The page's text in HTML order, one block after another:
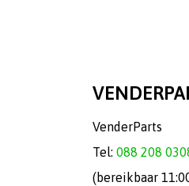
VenderParts
Tel: 088 208
(bereikbaar